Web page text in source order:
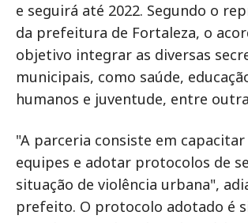
e seguirá até 2022. Segundo o
da prefeitura de Fortaleza, o
objetivo integrar as diversas
municipais, como saúde,
humanos e juventude, entre
"A parceria consiste em capacitar
equipes e adotar protocolos de
situação de violência urbana",
prefeito. O protocolo adotado é